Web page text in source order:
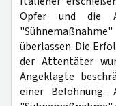
Opfer und die
überlassen. Die
der Attentäter
Angeklagte
einer Belohnung.